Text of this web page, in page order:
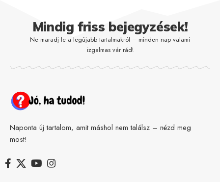
Mindig friss bejegyzések!
Ne maradj le a legújabb tartalmakról – minden nap valami
izgalmas vár rád!
Naponta új tartalom, amit máshol nem találsz – nézd meg
most!